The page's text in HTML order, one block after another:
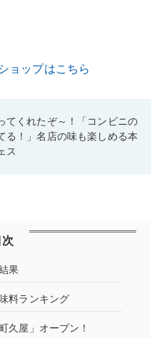
ョップはこちら
てくれたぞ～！「コンビニの
る！」名店の味も楽しめる本
ス
次
果
料ランキング
久屋」オープン！